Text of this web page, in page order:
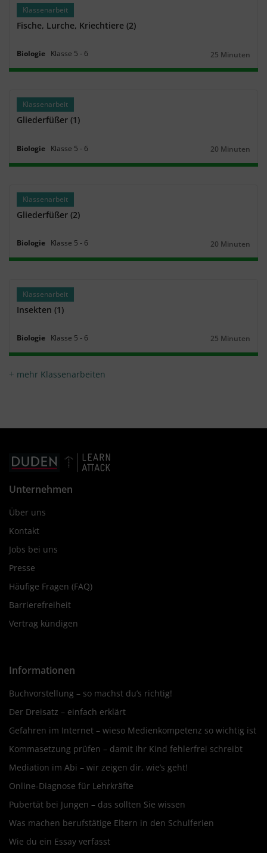
Klassenarbeit
Fische, Lurche, Kriechtiere (2)
Biologie Klasse 5 ‐ 6
Dauer:
25 Minuten
Klassenarbeit
Gliederfüßer (1)
Biologie Klasse 5 ‐ 6
Dauer:
20 Minuten
Klassenarbeit
Gliederfüßer (2)
Biologie Klasse 5 ‐ 6
Dauer:
20 Minuten
Klassenarbeit
Insekten (1)
Biologie Klasse 5 ‐ 6
Dauer:
25 Minuten
mehr Klassenarbeiten
Unternehmen
Über uns
Kontakt
Jobs bei uns
Presse
Häufige Fragen (FAQ)
Barrierefreiheit
Vertrag kündigen
Informationen
Buchvorstellung – so machst du’s richtig!
Der Dreisatz – einfach erklärt
Gefahren im Internet – wieso Medienkompetenz so wichtig ist
Kommasetzung prüfen – damit Ihr Kind fehlerfrei schreibt
Mediation im Abi – wir zeigen dir, wie’s geht!
Online-Diagnose für Lehrkräfte
Pubertät bei Jungen – das sollten Sie wissen
Was machen berufstätige Eltern in den Schulferien
Wie du ein Essay verfasst